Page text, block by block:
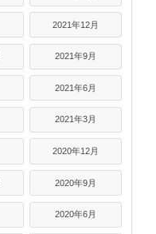
2021年12月
2021年9月
2021年6月
2021年3月
2020年12月
2020年9月
2020年6月